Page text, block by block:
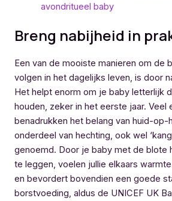
avondritueel baby
Breng nabijheid in
Een van de mooiste manieren om de
volgen in het dagelijks leven, is door
Het helpt enorm om je baby letterlijk
houden, zeker in het eerste jaar. Veel
benadrukken het belang van huid-op-
onderdeel van hechting, ook wel
genoemd. Door je baby met de blote
te leggen, voelen jullie elkaars
en bevordert bovendien een goede
borstvoeding, aldus de UNICEF UK